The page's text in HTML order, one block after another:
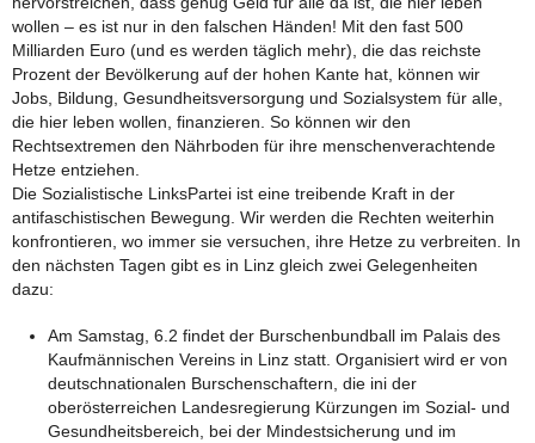
wollen – es ist nur in den falschen Händen! Mit den fast 500
Milliarden Euro (und es werden täglich mehr), die das reichste
Prozent der Bevölkerung auf der hohen Kante hat, können wir
Jobs, Bildung, Gesundheitsversorgung und Sozialsystem für alle,
die hier leben wollen, finanzieren. So können wir den
Rechtsextremen den Nährboden für ihre menschenverachtende
Hetze entziehen.
Die Sozialistische LinksPartei ist eine treibende Kraft in der
antifaschistischen Bewegung. Wir werden die Rechten weiterhin
konfrontieren, wo immer sie versuchen, ihre Hetze zu verbreiten. In
den nächsten Tagen gibt es in Linz gleich zwei Gelegenheiten
dazu:
Am Samstag, 6.2 findet der Burschenbundball im Palais des
Kaufmännischen Vereins in Linz statt. Organisiert wird er von
deutschnationalen Burschenschaftern, die ini der
oberösterreichen Landesregierung Kürzungen im Sozial- und
Gesundheitsbereich, bei der Mindestsicherung und im